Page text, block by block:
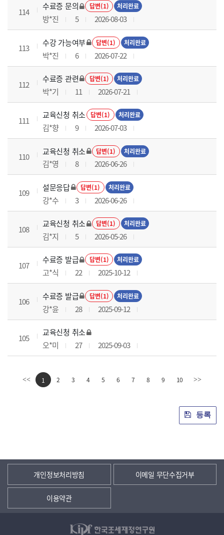
114
수료증 문의 답변(1) 처리완료
방*진 5 2026-08-03
113
수강 가능여부 답변(1) 처리완료
박*진 6 2026-07-22
112
수료증 관련 답변(1) 처리완료
박*기 11 2026-07-21
111
교육신청 취소 답변(1) 처리완료
김*향 9 2026-07-03
110
교육신청 취소 답변(1) 처리완료
김*영 8 2026-06-26
109
설문응답 답변(1) 처리완료
강*수 3 2026-06-26
108
교육신청 취소 답변(1) 처리완료
김*지 5 2026-05-26
107
수료증 발급 답변(1) 처리완료
고*식 22 2025-10-12
106
수료증 발급 답변(1) 처리완료
강*윤 28 2025-09-12
105
교육신청 취소
오*미
27 2025-09-03
<< 1 2 3 4 5 6 7 8 9 10 >>
등록
개인정보처리방침 이메일 무단수집거부
이용약관